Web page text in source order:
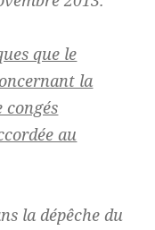
que le
la
congés
au
la dépêche du